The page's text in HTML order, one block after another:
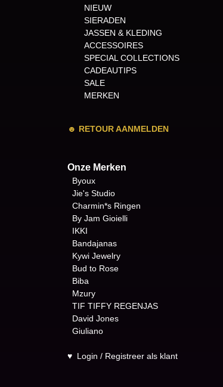
NIEUW
SIERADEN
JASSEN & KLEDING
ACCESSOIRES
SPECIAL COLLECTIONS
CADEAUTIPS
SALE
MERKEN
☻ RETOUR AANMELDEN
Onze Merken
Byoux
Jie's Studio
Charmin*s Ringen
By Jam Gioielli
IKKI
Bandajanas
Kywi Jewelry
Bud to Rose
Biba
Mzury
TIF TIFFY REGENJAS
David Jones
Giuliano
♥ Login / Registreer als klant